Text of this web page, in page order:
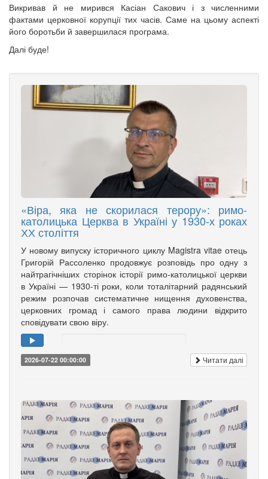
Викривав й не мирився Касіан Сакович і з численними
фактами церковної корупції тих часів. Саме на цьому аспекті
його боротьби й завершилася програма.
Далі буде!
«Віра, яка не скорилася терору»: римо-
католицька Церква в Україні у 1930-х роках
ХХ століття
У новому випуску історичного циклу Magistra vitae отець
Григорій Рассоленко продовжує розповідь про одну з
найтрагічніших сторінок історії римо-католицької церкви
в Україні — 1930-ті роки, коли тоталітарний радянський
режим розпочав систематичне нищення духовенства,
церковних громад і самого права людини відкрито
сповідувати свою віру.
2026-07-22 00:00:00 Читати далі